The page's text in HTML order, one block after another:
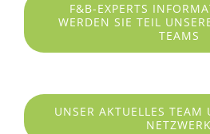
F&B-EXPERTS
WERDEN SIE TEIL
TEAMS
UNSER AKTUELLES TEAM
NETZWERK